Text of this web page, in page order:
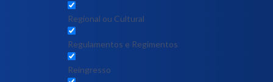
Regional ou Cultural
Regulamentos e Regimentos
Reingresso